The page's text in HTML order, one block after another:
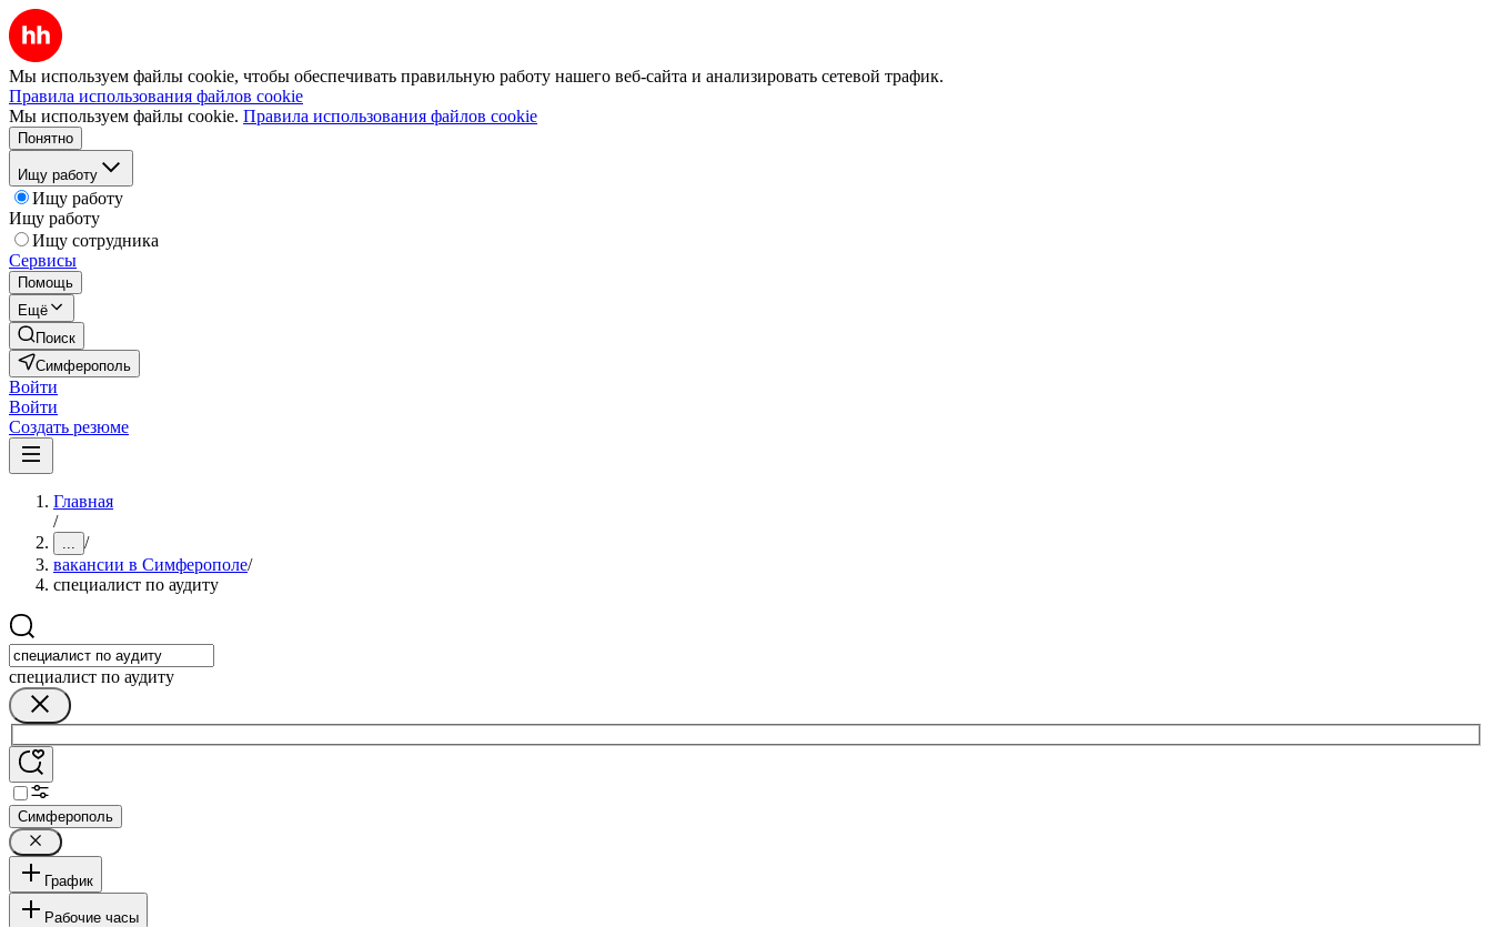
Мы используем файлы cookie, чтобы обеспечивать правильную работу нашего веб-сайта и анализировать сетевой трафик.
Правила использования файлов cookie
Мы используем файлы cookie. Правила использования файлов cookie
Понятно
Ищу работу
Ищу работу
Ищу работу
Ищу сотрудника
Сервисы
Помощь
Ещё
Поиск
Симферополь
Войти
Войти
Создать резюме
Главная
/
... /
вакансии в Симферополе/
специалист по аудиту
специалист по аудиту
Симферополь
График
Рабочие часы